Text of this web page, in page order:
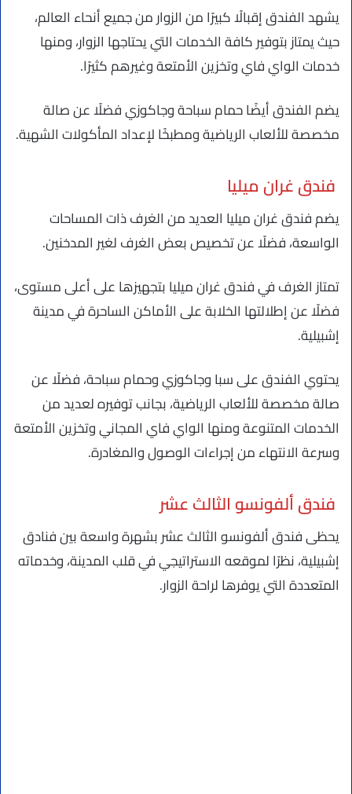
يشهد الفندق إقبالًا كبيرًا من الزوار من جميع أنحاء العالم،
حيث يمتاز بتوفير كافة الخدمات التي يحتاجها الزوار، ومنها
خدمات الواي فاي وتخزين الأمتعة وغيرهم كثيرًا.
يضم الفندق أيضًا حمام سباحة وجاكوزي فضلًا عن صالة
مخصصة للألعاب الرياضية ومطبخًا لإعداد المأكولات الشهية.
فندق غران ميليا
يضم فندق غران ميليا العديد من الغرف ذات المساحات
الواسعة، فضلًا عن تخصيص بعض الغرف لغير المدخنين.
تمتاز الغرف في فندق غران ميليا بتجهيزها على أعلى مستوى،
فضلًا عن إطلالتها الخلابة على الأماكن الساحرة في مدينة
إشبيلية.
يحتوي الفندق على سبا وجاكوزي وحمام سباحة، فضلًا عن
صالة مخصصة للألعاب الرياضية، بجانب توفيره لعديد من
الخدمات المتنوعة ومنها الواي فاي المجاني وتخزين الأمتعة
وسرعة الانتهاء من إجراءات الوصول والمغادرة.
فندق ألفونسو الثالث عشر
يحظى فندق ألفونسو الثالث عشر بشهرة واسعة بين فنادق
إشبيلية، نظرًا لموقعه الاستراتيجي في قلب المدينة، وخدماته
المتعددة التي يوفرها لراحة الزوار.